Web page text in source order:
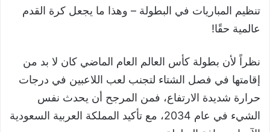
تنظيم المباريات في البطولة – وهذا ما يجعل كرة القدم
عالمية حقًا!
نظراً لأن بطولة كأس العالم العام الماضي كان لا بد من
إقامتها في فصل الشتاء لتجنب لعب اللاعبين في درجات
حرارة شديدة الارتفاع، فمن المرجح أن يحدث نفس
الشيء في عام 2034، مع تأكيد المملكة العربية السعودية